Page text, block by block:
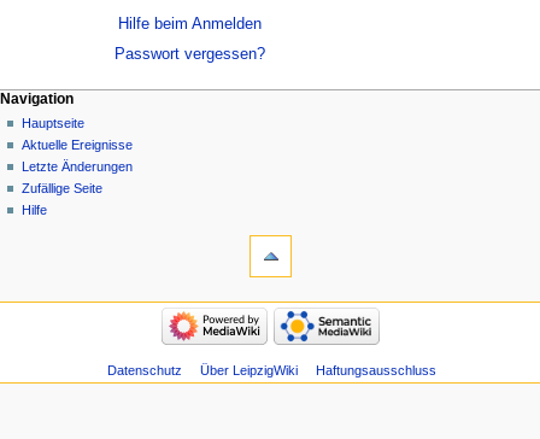
Hilfe beim Anmelden
Passwort vergessen?
Navigation
Hauptseite
Aktuelle Ereignisse
Letzte Änderungen
Zufällige Seite
Hilfe
Datenschutz Über LeipzigWiki Haftungsausschluss